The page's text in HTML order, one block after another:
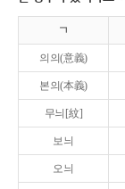
ㄱ
의의(意義)
본의(本義)
무늬[紋]
보늬
오늬